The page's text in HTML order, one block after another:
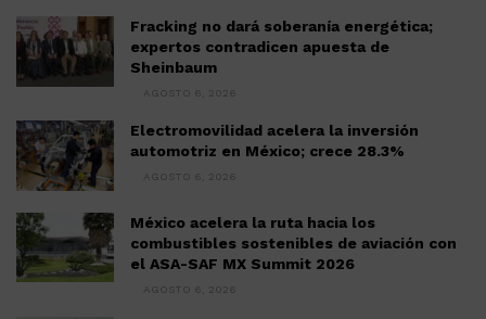
Fracking no dará soberanía energética;
expertos contradicen apuesta de
Sheinbaum
AGOSTO 6, 2026
Electromovilidad acelera la inversión
automotriz en México; crece 28.3%
AGOSTO 6, 2026
México acelera la ruta hacia los
combustibles sostenibles de aviación con
el ASA-SAF MX Summit 2026
AGOSTO 6, 2026